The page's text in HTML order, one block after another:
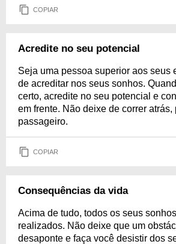
COPIAR
Acredite no seu potencial
Seja uma pessoa superior aos seus
de acreditar nos seus sonhos.
certo, acredite no seu potencial e
em frente. Não deixe de correr atrás,
passageiro.
COPIAR
Consequências da vida
Acima de tudo, todos os seus
realizados. Não deixe que um
desaponte e faça você desistir dos